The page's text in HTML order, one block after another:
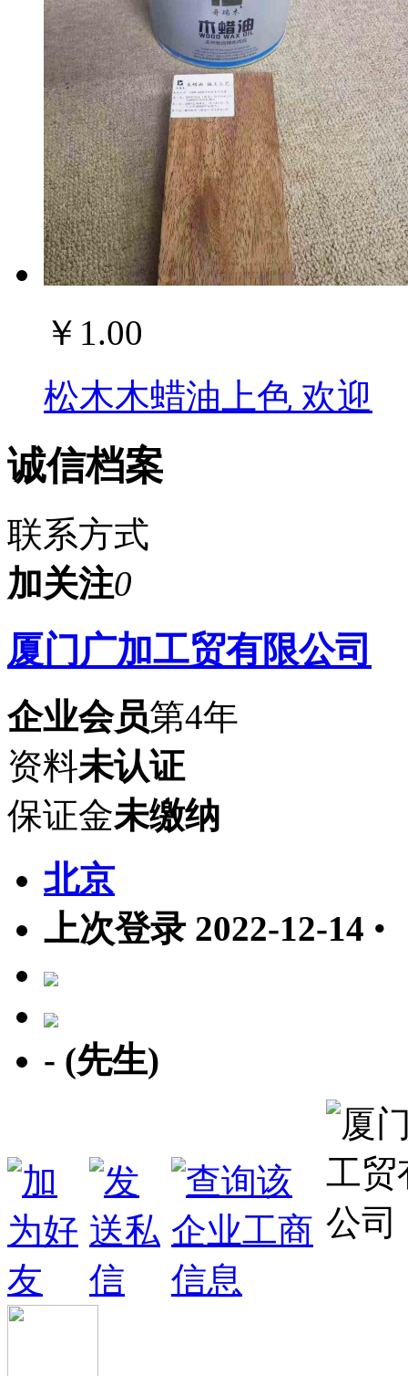
￥1.00
松木木蜡油上色 欢迎
诚信档案
联系方式
加关注0
厦门广加工贸有限公司
企业会员第4年
资料未认证
保证金未缴纳
北京
上次登录 2022-12-14 •
- (先生)